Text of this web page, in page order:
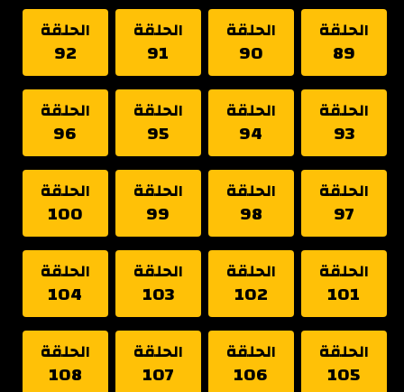
الحلقة
89
الحلقة
90
الحلقة
91
الحلقة
92
الحلقة
93
الحلقة
94
الحلقة
95
الحلقة
96
الحلقة
97
الحلقة
98
الحلقة
99
الحلقة
100
الحلقة
101
الحلقة
102
الحلقة
103
الحلقة
104
الحلقة
105
الحلقة
106
الحلقة
107
الحلقة
108